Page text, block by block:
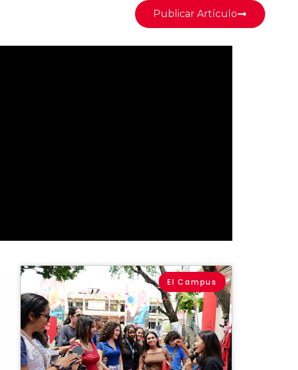
Publicar Artículo
El Campus